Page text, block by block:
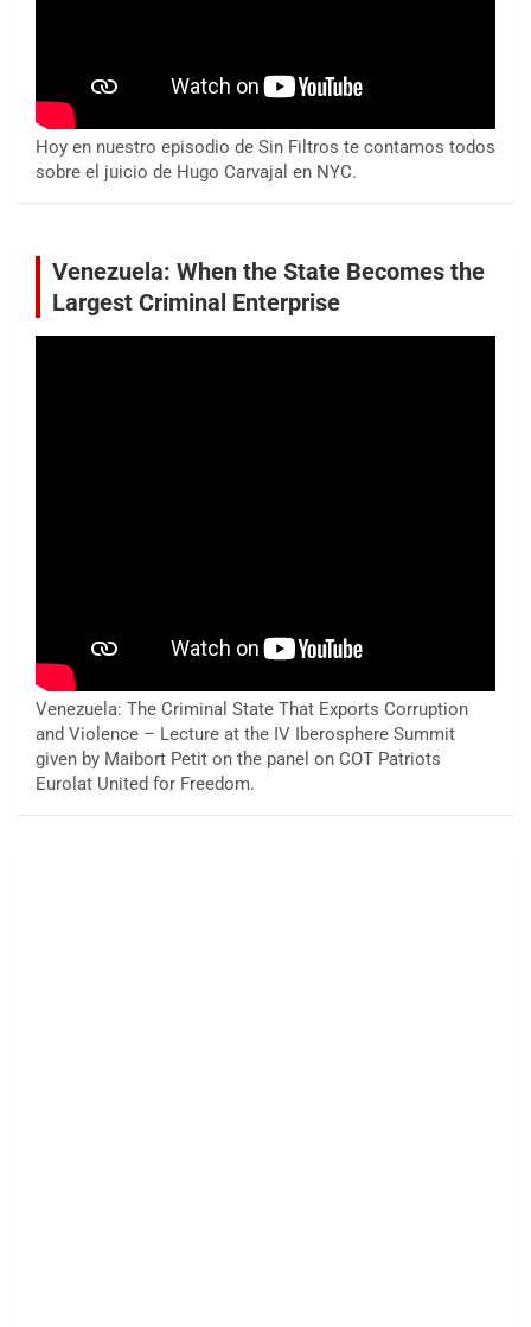
Hoy en nuestro episodio de Sin Filtros te contamos todos
sobre el juicio de Hugo Carvajal en NYC.
Venezuela: When the State Becomes the
Largest Criminal Enterprise
Venezuela: The Criminal State That Exports Corruption
and Violence – Lecture at the IV Iberosphere Summit
given by Maibort Petit on the panel on COT Patriots
Eurolat United for Freedom.